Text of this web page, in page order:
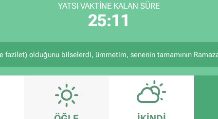
YATSI VAKTİNE KALAN SÜRE
25:11
fazilet) olduğunu bilselerdi, ümmetim, senenin tamamının